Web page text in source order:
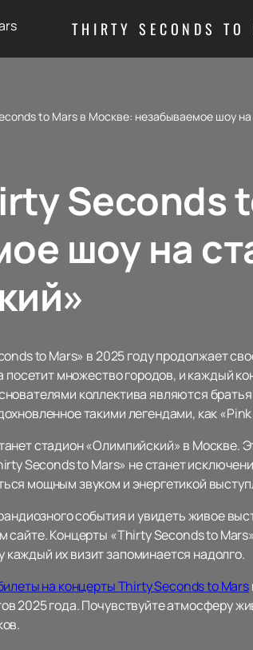
THIRTY SECONDS TO
to Mars в Москве: незабываемое шоу
Seconds
шоу на
to Mars» в 2025 году продолжает
посетит множество городов, и каждый
коллектива являются
такими легендами, как
стадион «Олимпийский» в Москве.
Seconds to Mars» не станет
мощным звуком и энергетикой
события и увидеть живое
сайте. Концерты «Thirty Seconds to
их визит запоминается надолго.
на концерты Thirty Seconds to Mars
2025 года. Почувствуйте атмосферу